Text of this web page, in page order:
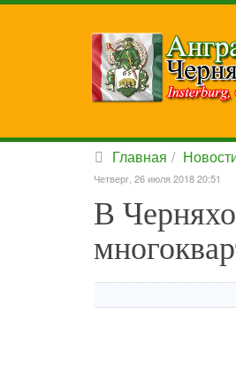
Главная
Четверг, 26 июля 2018 20:51
В